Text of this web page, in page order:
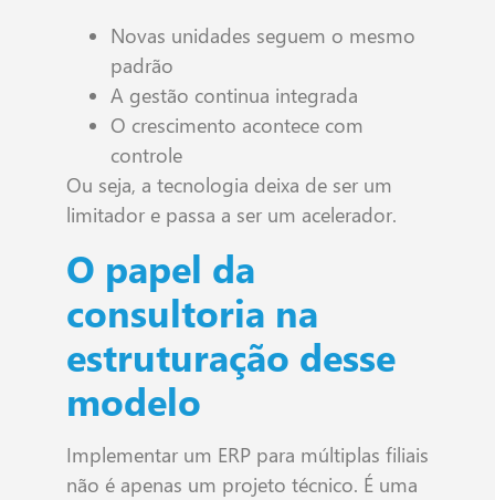
Novas unidades seguem o mesmo
padrão
A gestão continua integrada
O crescimento acontece com
controle
Ou seja, a tecnologia deixa de ser um
limitador e passa a ser um acelerador.
O papel da
consultoria na
estruturação desse
modelo
Implementar um ERP para múltiplas filiais
não é apenas um projeto técnico. É uma